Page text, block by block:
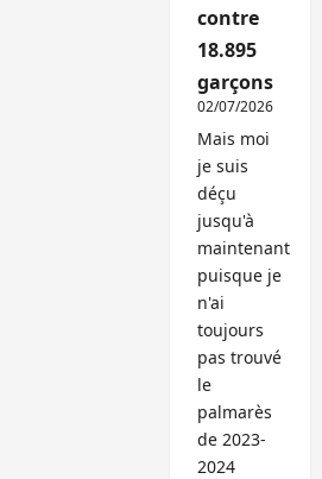
contre
18.895
garçons
02/07/2026
Mais moi
je suis
déçu
jusqu'à
maintenant
puisque je
n'ai
toujours
pas trouvé
le
palmarès
de 2023-
2024